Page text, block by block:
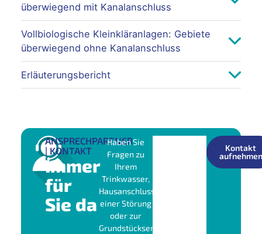
überwiegend mit Kanalanschluss
Vollbiologische Kleinkläranlagen: Gebiete
überwiegend ohne Kanalanschluss
Erläuterungsbericht
ANSPRECHPARTNER
| KONTAKT
Immer
für
Sie da
Haben Sie
Fragen zu
Ihrem
Trinkwasser,
Hausanschluss,
einer Störung
oder zur
Grundstücksentwässerung?
Kontakt
aufnehmen